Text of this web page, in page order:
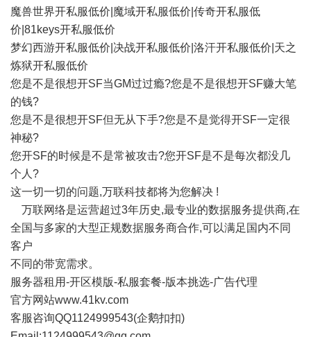
魔兽世界开私服低价|魔域开私服低价|传奇开私服低
价|81keys开私服低价
梦幻西游开私服低价|决战开私服低价|洛汗开私服低价|天之
炼狱开私服低价
您是不是很想开SF当GM过过瘾?您是不是很想开SF赚大笔
的钱?
您是不是很想开SF但无从下手?您是不是觉得开SF一定很
神秘?
您开SF的时候是不是常被攻击?您开SF是不是每次都没几
个人?
这一切一切的问题,万联科技都将为您解决 !
万联网络是运营超过3年历史,最专业的数据服务提供商,在
全国与多家的大型正规数据服务商合作,可以满足国内不同
客户
不同的带宽需求。
服务器租用-开区模版-私服套餐-版本挑选-广告代理
官方网站www.41kv.com
客服咨询QQ1124999543(企鹅扣扣)